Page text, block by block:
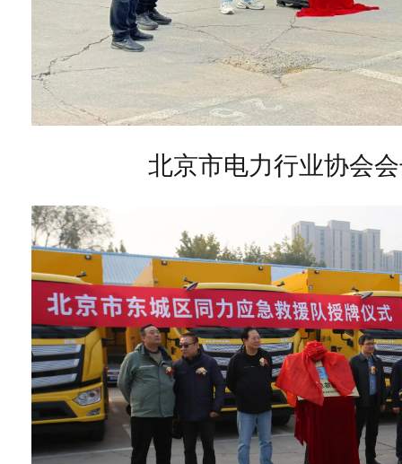
北京市电力行业协会